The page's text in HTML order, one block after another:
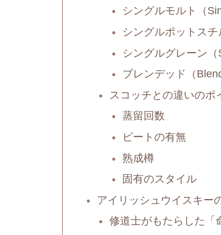
シングルモルト（
シングルポットスチ
シングルグレーン（
ブレンデッド（
スコッチとの違いのポ
蒸留回数
ピートの有無
熟成樽
固有のスタイル
アイリッシュウイスキー
修道士がもたらした「